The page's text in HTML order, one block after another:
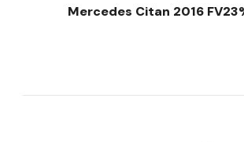
Mercedes Citan 2016